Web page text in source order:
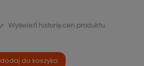
Wyświetl historię cen produktu
dodaj do koszyka